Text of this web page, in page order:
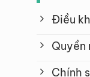
Điều
Quyền
Chính